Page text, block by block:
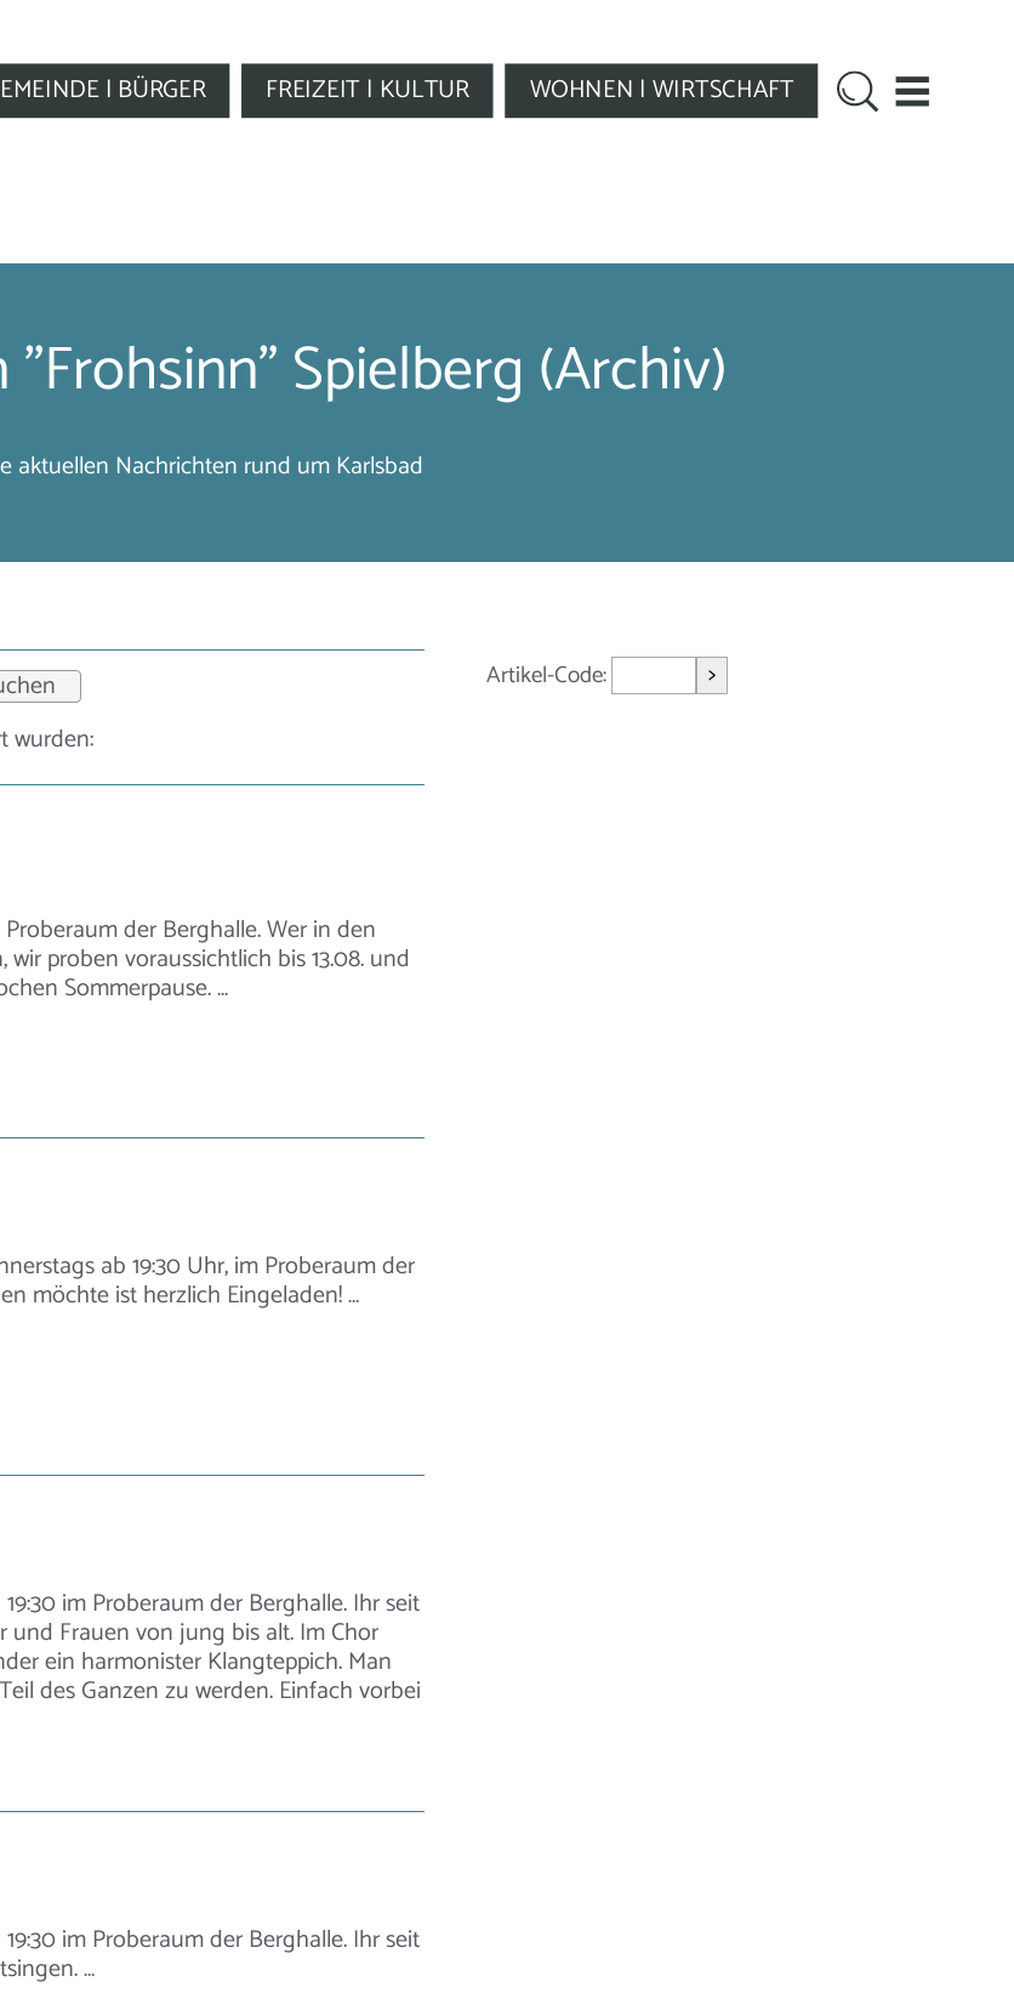
| BÜRGER FREIZEIT | KULTUR WOHNEN | WIRTSCHAFT
"Frohsinn" Spielberg (Archiv)
aktuellen Nachrichten rund um Karlsbad
wurden:
der Berghalle. Wer in den
proben voraussichtlich bis 13.08. und
Sommerpause. …
ab 19:30 Uhr, im Proberaum der
möchte ist herzlich Eingeladen! …
im Proberaum der Berghalle. Ihr seit
und Frauen von jung bis alt. Im Chor
ein harmonister Klangteppich. Man
des Ganzen zu werden. Einfach vorbei
im Proberaum der Berghalle. Ihr seit
…
Artikel-Code: >